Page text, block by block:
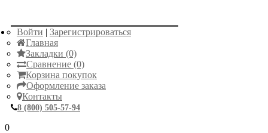
Войти | Зарегистрироваться
Главная
Закладки (0)
Сравнение (0)
Корзина покупок
Оформление заказа
Контакты
8 (800) 505-57-94
0